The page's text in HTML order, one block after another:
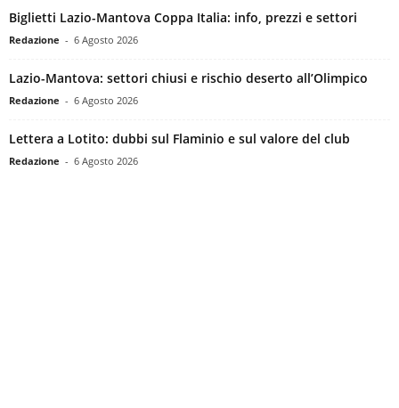
Biglietti Lazio-Mantova Coppa Italia: info, prezzi e settori
Redazione - 6 Agosto 2026
Lazio-Mantova: settori chiusi e rischio deserto all’Olimpico
Redazione - 6 Agosto 2026
Lettera a Lotito: dubbi sul Flaminio e sul valore del club
Redazione - 6 Agosto 2026